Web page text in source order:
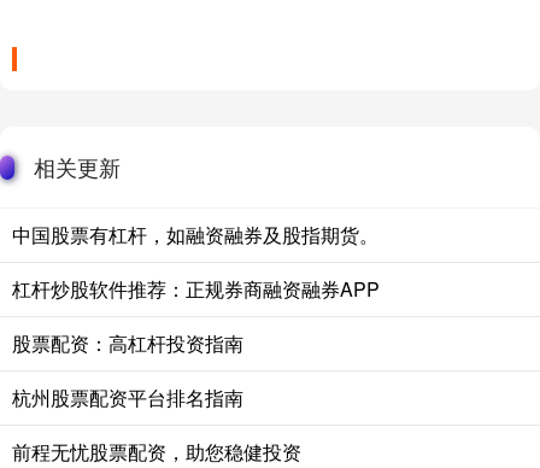
相关更新
中国股票有杠杆，如融资融券及股指期货。
杠杆炒股软件推荐：正规券商融资融券APP
股票配资：高杠杆投资指南
杭州股票配资平台排名指南
前程无忧股票配资，助您稳健投资